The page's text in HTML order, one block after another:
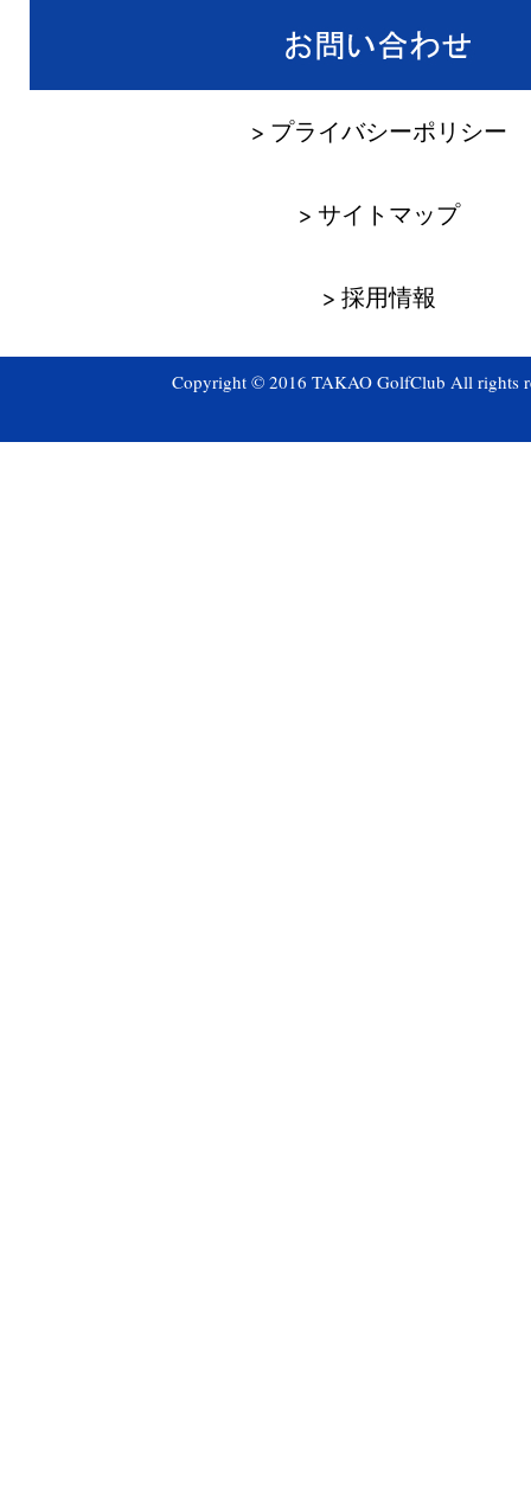
> プライバシーポリシー
> サイトマップ
> 採用情報
Copyright © 2016 TAKAO GolfClub All rights